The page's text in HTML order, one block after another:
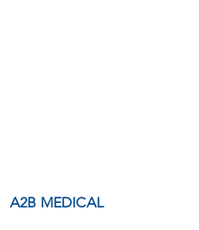
A2B MEDICAL